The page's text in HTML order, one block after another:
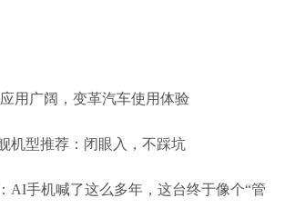
用广阔，变革汽车使用体验
机型推荐：闭眼入，不踩坑
AI手机喊了这么多年，这台终于像个“管